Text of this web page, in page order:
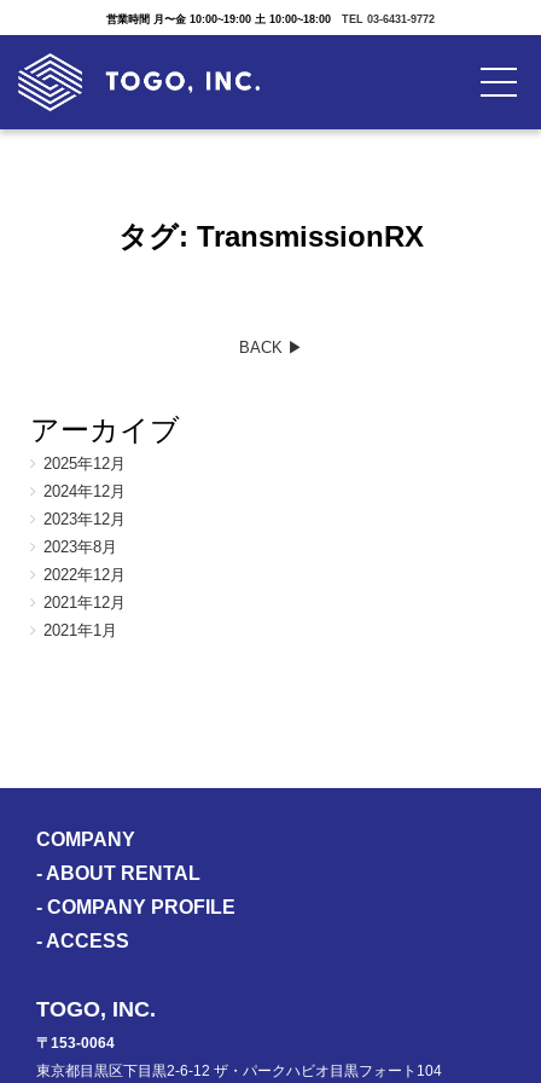
営業時間 月〜金 10:00~19:00 土 10:00~18:00 TEL 03-6431-9772
タグ: TransmissionRX
BACK ▶︎
アーカイブ
2025年12月
2024年12月
2023年12月
2023年8月
2022年12月
2021年12月
2021年1月
COMPANY
- ABOUT RENTAL
- COMPANY PROFILE
- ACCESS
TOGO, INC.
〒153-0064
東京都目黒区下目黒2-6-12 ザ・パークハビオ目黒フォート104